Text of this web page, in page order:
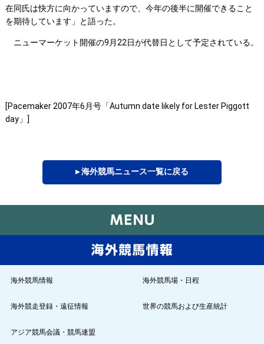
在同氏は快方に向かっていますので、今年の後半に開催できること
を期待しています」と語った。
ニューマーケット開催の9月22日が代替日として予定されている。
[Pacemaker 2007年6月号「Autumn date likely for Lester Piggott
day」]
▸ 海外競馬ニュース一覧に戻る
海外競馬情報 海外競馬場・日程
海外競走登録・遠征情報 世界の競馬および生産統計
アジア競馬会議・競馬連盟